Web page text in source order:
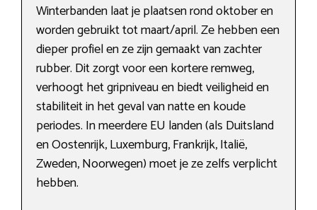
Winterbanden laat je plaatsen rond oktober en
worden gebruikt tot maart/april. Ze hebben een
dieper profiel en ze zijn gemaakt van zachter
rubber. Dit zorgt voor een kortere remweg,
verhoogt het gripniveau en biedt veiligheid en
stabiliteit in het geval van natte en koude
periodes. In meerdere EU landen (als Duitsland
en Oostenrijk, Luxemburg, Frankrijk, Italië,
Zweden, Noorwegen) moet je ze zelfs verplicht
hebben.